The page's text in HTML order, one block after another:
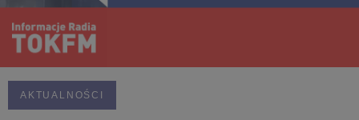
AKTUALNOŚCI